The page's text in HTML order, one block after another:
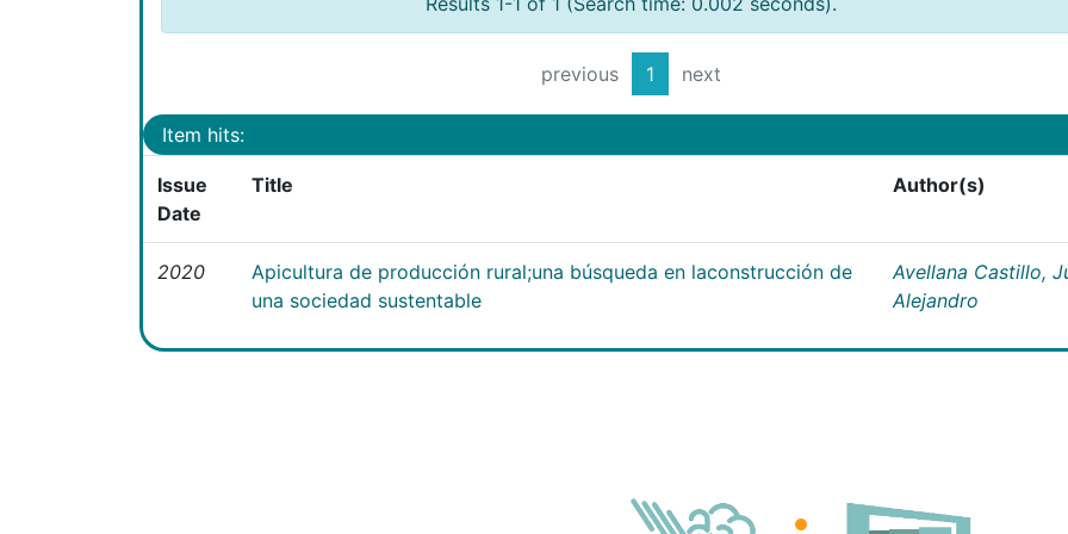
previous 1 next
Item hits:
Issue
Date
Title Author(s)
2020
Apicultura de producción rural;una búsqueda en laconstrucción de
una sociedad sustentable
Avellana Castillo,
Alejandro